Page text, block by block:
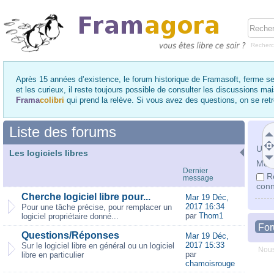
Après 15 années d’existence, le forum historique de Framasoft, ferme
et les curieux, il reste toujours possible de consulter les discussions
Framacolibri qui prend la relève. Si vous avez des questions, on se
Mot
Liste des forums
Les logiciels libres
Dernier
message
Cherche logiciel libre pour...
Pour une tâche précise, pour remplacer un
logiciel propriétaire donné...
Mar 19 Déc,
2017 16:34
par Thom1
Questions/Réponses
Sur le logiciel libre en général ou un logiciel
libre en particulier
Mar 19 Déc,
2017 15:33
par
chamoisrouge